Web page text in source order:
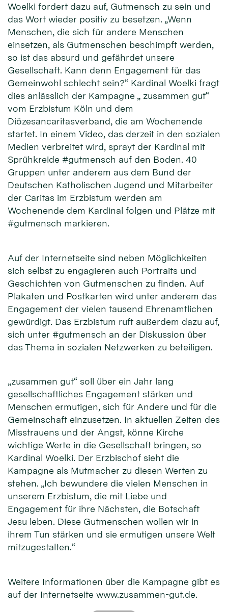
Woelki fordert dazu auf, Gutmensch zu sein und
das Wort wieder positiv zu besetzen. „Wenn
Menschen, die sich für andere Menschen
einsetzen, als Gutmenschen beschimpft werden,
so ist das absurd und gefährdet unsere
Gesellschaft. Kann denn Engagement für das
Gemeinwohl schlecht sein?“ Kardinal Woelki fragt
dies anlässlich der Kampagne „ zusammen gut“
vom Erzbistum Köln und dem
Diözesancaritasverband, die am Wochenende
startet. In einem Video, das derzeit in den sozialen
Medien verbreitet wird, sprayt der Kardinal mit
Sprühkreide #gutmensch auf den Boden. 40
Gruppen unter anderem aus dem Bund der
Deutschen Katholischen Jugend und Mitarbeiter
der Caritas im Erzbistum werden am
Wochenende dem Kardinal folgen und Plätze mit
#gutmensch markieren.
Auf der Internetseite sind neben Möglichkeiten
sich selbst zu engagieren auch Portraits und
Geschichten von Gutmenschen zu finden. Auf
Plakaten und Postkarten wird unter anderem das
Engagement der vielen tausend Ehrenamtlichen
gewürdigt. Das Erzbistum ruft außerdem dazu auf,
sich unter #gutmensch an der Diskussion über
das Thema in sozialen Netzwerken zu beteiligen.
„zusammen gut“ soll über ein Jahr lang
gesellschaftliches Engagement stärken und
Menschen ermutigen, sich für Andere und für die
Gemeinschaft einzusetzen. In aktuellen Zeiten des
Misstrauens und der Angst, könne Kirche
wichtige Werte in die Gesellschaft bringen, so
Kardinal Woelki. Der Erzbischof sieht die
Kampagne als Mutmacher zu diesen Werten zu
stehen. „Ich bewundere die vielen Menschen in
unserem Erzbistum, die mit Liebe und
Engagement für ihre Nächsten, die Botschaft
Jesu leben. Diese Gutmenschen wollen wir in
ihrem Tun stärken und sie ermutigen unsere Welt
mitzugestalten.“
Weitere Informationen über die Kampagne gibt es
auf der Internetseite www.zusammen-gut.de.